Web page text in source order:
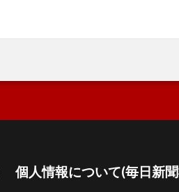
個人情報について(毎日新